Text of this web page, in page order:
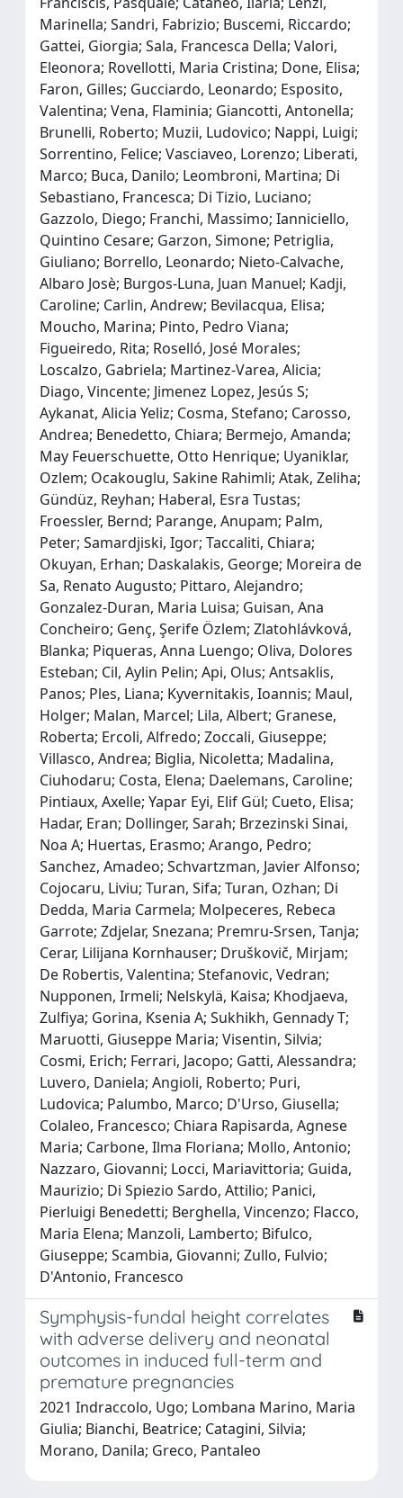
Marinella; Sandri, Fabrizio; Buscemi, Riccardo;
Gattei, Giorgia; Sala, Francesca Della; Valori,
Eleonora; Rovellotti, Maria Cristina; Done, Elisa;
Faron, Gilles; Gucciardo, Leonardo; Esposito,
Valentina; Vena, Flaminia; Giancotti, Antonella;
Brunelli, Roberto; Muzii, Ludovico; Nappi, Luigi;
Sorrentino, Felice; Vasciaveo, Lorenzo; Liberati,
Marco; Buca, Danilo; Leombroni, Martina; Di
Sebastiano, Francesca; Di Tizio, Luciano;
Gazzolo, Diego; Franchi, Massimo; Ianniciello,
Quintino Cesare; Garzon, Simone; Petriglia,
Giuliano; Borrello, Leonardo; Nieto-Calvache,
Albaro Josè; Burgos-Luna, Juan Manuel; Kadji,
Caroline; Carlin, Andrew; Bevilacqua, Elisa;
Moucho, Marina; Pinto, Pedro Viana;
Figueiredo, Rita; Roselló, José Morales;
Loscalzo, Gabriela; Martinez-Varea, Alicia;
Diago, Vincente; Jimenez Lopez, Jesús S;
Aykanat, Alicia Yeliz; Cosma, Stefano; Carosso,
Andrea; Benedetto, Chiara; Bermejo, Amanda;
May Feuerschuette, Otto Henrique; Uyaniklar,
Ozlem; Ocakouglu, Sakine Rahimli; Atak, Zeliha;
Gündüz, Reyhan; Haberal, Esra Tustas;
Froessler, Bernd; Parange, Anupam; Palm,
Peter; Samardjiski, Igor; Taccaliti, Chiara;
Okuyan, Erhan; Daskalakis, George; Moreira de
Sa, Renato Augusto; Pittaro, Alejandro;
Gonzalez-Duran, Maria Luisa; Guisan, Ana
Concheiro; Genç, Şerife Özlem; Zlatohlávková,
Blanka; Piqueras, Anna Luengo; Oliva, Dolores
Esteban; Cil, Aylin Pelin; Api, Olus; Antsaklis,
Panos; Ples, Liana; Kyvernitakis, Ioannis; Maul,
Holger; Malan, Marcel; Lila, Albert; Granese,
Roberta; Ercoli, Alfredo; Zoccali, Giuseppe;
Villasco, Andrea; Biglia, Nicoletta; Madalina,
Ciuhodaru; Costa, Elena; Daelemans, Caroline;
Pintiaux, Axelle; Yapar Eyi, Elif Gül; Cueto, Elisa;
Hadar, Eran; Dollinger, Sarah; Brzezinski Sinai,
Noa A; Huertas, Erasmo; Arango, Pedro;
Sanchez, Amadeo; Schvartzman, Javier Alfonso;
Cojocaru, Liviu; Turan, Sifa; Turan, Ozhan; Di
Dedda, Maria Carmela; Molpeceres, Rebeca
Garrote; Zdjelar, Snezana; Premru-Srsen, Tanja;
Cerar, Lilijana Kornhauser; Druškovič, Mirjam;
De Robertis, Valentina; Stefanovic, Vedran;
Nupponen, Irmeli; Nelskylä, Kaisa; Khodjaeva,
Zulfiya; Gorina, Ksenia A; Sukhikh, Gennady T;
Maruotti, Giuseppe Maria; Visentin, Silvia;
Cosmi, Erich; Ferrari, Jacopo; Gatti, Alessandra;
Luvero, Daniela; Angioli, Roberto; Puri,
Ludovica; Palumbo, Marco; D'Urso, Giusella;
Colaleo, Francesco; Chiara Rapisarda, Agnese
Maria; Carbone, Ilma Floriana; Mollo, Antonio;
Nazzaro, Giovanni; Locci, Mariavittoria; Guida,
Maurizio; Di Spiezio Sardo, Attilio; Panici,
Pierluigi Benedetti; Berghella, Vincenzo; Flacco,
Maria Elena; Manzoli, Lamberto; Bifulco,
Giuseppe; Scambia, Giovanni; Zullo, Fulvio;
D'Antonio, Francesco
Symphysis-fundal height correlates
with adverse delivery and neonatal
outcomes in induced full-term and
premature pregnancies
2021 Indraccolo, Ugo; Lombana Marino, Maria
Giulia; Bianchi, Beatrice; Catagini, Silvia;
Morano, Danila; Greco, Pantaleo